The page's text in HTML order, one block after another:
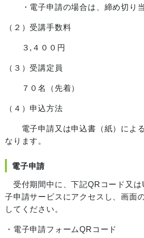
・電子申請の場合は、締め切り
（２）受講手数料
３,４００円
（３）受講定員
７０名（先着）
（４）申込方法
電子申請又は申込書（紙）による
なります。
電子申請
受付期間中に、下記QRコード又は
子申請サービスにアクセスし、画面
してください。
・電子申請フォームQRコード